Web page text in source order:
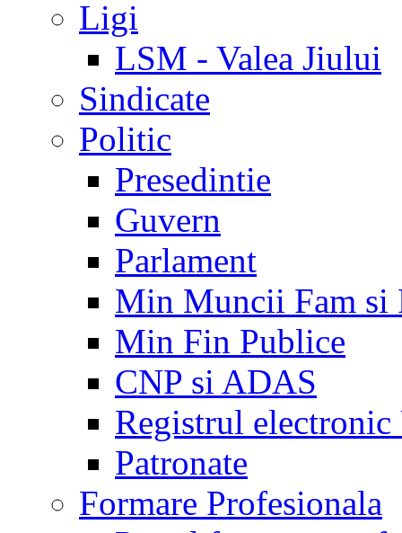
Ligi
LSM - Valea Jiului
Sindicate
Politic
Presedintie
Guvern
Parlament
Min Muncii Fam si
Min Fin Publice
CNP si ADAS
Registrul electronic
Patronate
Formare Profesionala